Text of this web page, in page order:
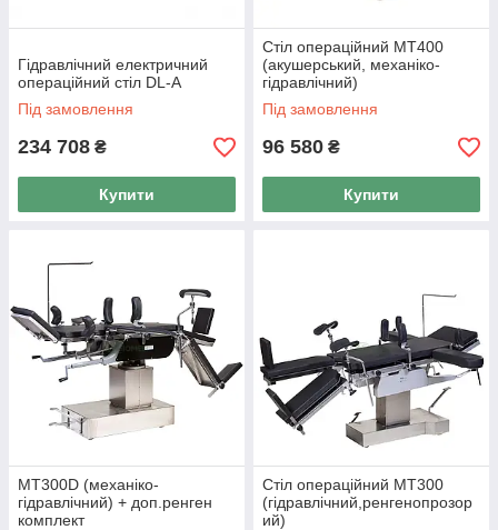
Гідравлічний електричний
операційний стіл DL-A
Під замовлення
234 708 ₴
Купити
Стіл операційний МТ400
(акушерський, механіко-
гідравлічний)
Під замовлення
96 580 ₴
Купити
МТ300D (механіко-
гідравлічний) + доп.ренген
комплект
Стіл операційний МТ300
(гідравлічний,ренгенопрозор
ий)